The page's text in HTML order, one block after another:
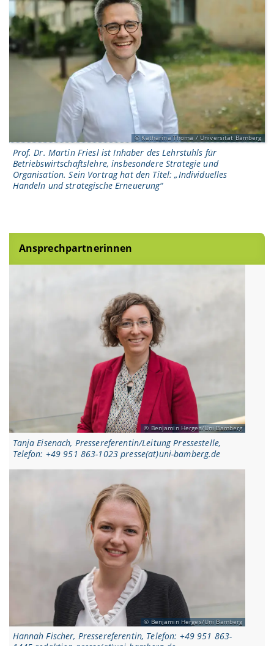
Katharina Thoma / Universität Bamberg
Prof. Dr. Martin Friesl ist Inhaber des Lehrstuhls für
Betriebswirtschaftslehre, insbesondere Strategie und
Organisation. Sein Vortrag hat den Titel: „Individuelles
Handeln und strategische Erneuerung“
Ansprechpartnerinnen
Benjamin Herges/Uni Bamberg
Tanja Eisenach, Pressereferentin/Leitung Pressestelle,
Telefon: +49 951 863-1023 presse(at)uni-bamberg.de
Benjamin Herges/Uni Bamberg
Hannah Fischer, Pressereferentin, Telefon: +49 951 863-